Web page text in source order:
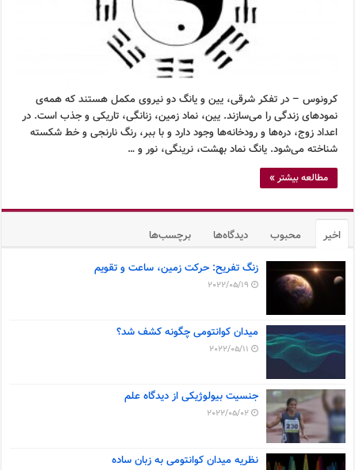
کرونوس – در تفکر شرقی، یین و یانگ دو نیروی مکمل هستند که همه‌ی
نمودهای زندگی را می‌سازند. یین، نماد زمین، زنانگی، تاریکی و جذب است. در
اعداد زوج، دره‌ها و رودخانه‌ها وجود دارد و با ببر، رنگ نارنجی و خط شکسته
شناخته می‌شود. یانگ نماد بهشت، نرینگی، نور و …
مطالعه بیشتر »
اخیر محبوب دیدگاه‌ها برچسب‌ها
زنگ تفریح: حرکت زمین، ساعت و تقویم
2022/05/19
میدان کوانتومی چگونه کشف شد؟
2022/05/11
جنسیت بیولوژیکی از دیدگاه علم
2022/05/02
نظریه میدان کوانتومی به زبان ساده